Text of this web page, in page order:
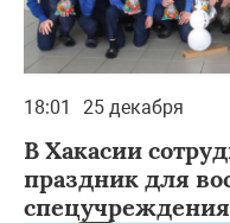
18:01 25 декабря
В Хакасии
праздник для
спецучреждения